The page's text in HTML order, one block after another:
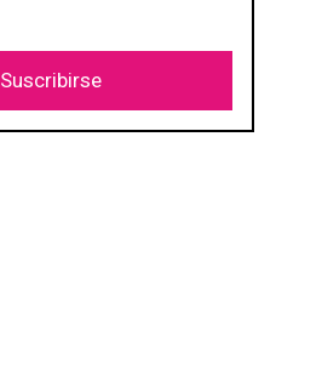
Suscribirse